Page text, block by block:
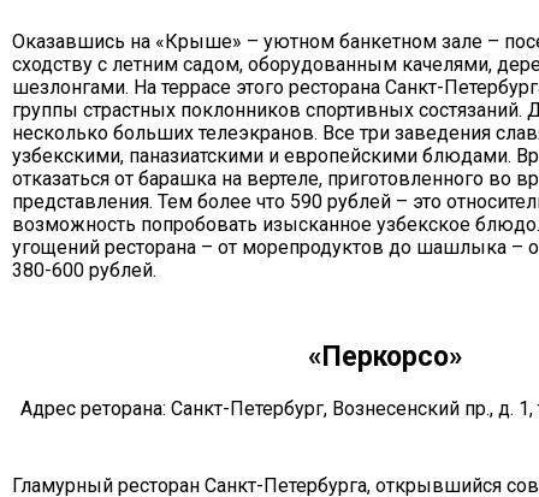
Оказавшись на «Крыше» – уютном банкетном зале –
сходству с летним садом, оборудованным качелями,
шезлонгами. На террасе этого ресторана Санкт-
группы страстных поклонников спортивных состязаний.
несколько больших телеэкранов. Все три заведения
узбекскими, паназиатскими и европейскими блюдами.
отказаться от барашка на вертеле, приготовленного во
представления. Тем более что 590 рублей – это
возможность попробовать изысканное узбекское
угощений ресторана – от морепродуктов до шашлыка –
380-600 рублей.
«Перкорсо»
Адрес реторана: Санкт-Петербург, Вознесенский пр., д.
Гламурный ресторан Санкт-Петербурга, открывшийся